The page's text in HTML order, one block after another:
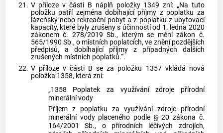
21. V příloze v části B náplň položky 1349 zní: „Na tuto
položku patří zejména dobíhající příjmy z poplatku za
lázeňský nebo rekreační pobyt a z poplatku z ubytovací
kapacity, které byly zrušeny s účinností od 1. ledna 2020
zákonem č. 278/2019 Sb., kterým se mění zákon č.
565/1990 Sb., o místních poplatcích, ve znění pozdějších
předpisů, a dobíhající příjmy z případných dalších
zrušených místních poplatků.“.
22. V příloze v části B se za položku 1357 vkládá nová
položka 1358, která zní:
„1358 Poplatek za využívání zdroje přírodní
minerální vody
Příjem z poplatku za využívání zdroje přírodní
minerální vody placeného podle § 20 zákona č.
164/2001 Sb., o přírodních léčivých zdrojích,